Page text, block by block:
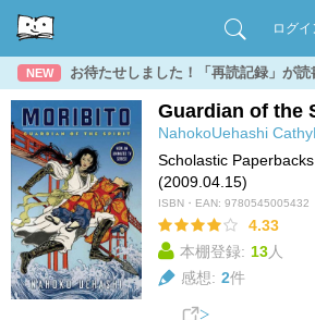
ログイ
NEW お待たせしました！「再読記録」が読
Guardian of the
NahokoUehashi
Scholastic Paperbacks
(2009.04.15)
ISBN・EAN: 9780545005432
4.33
本棚登録: 13人
感想: 2件